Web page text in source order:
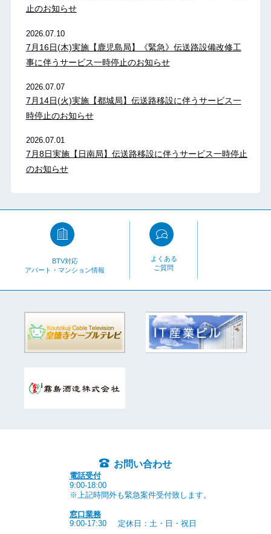
止のお知らせ
2026.07.10
7月16日(木)実施【鹿児島局】《緊急》伝送路設備改修工
事に伴うサービス一時停止のお知らせ
2026.07.07
7月14日(火)実施【都城局】伝送路移設に伴うサービス一
時停止のお知らせ
2026.07.01
7月8日実施【日南局】伝送路移設に伴うサービス一時停止
のお知らせ
BTV対応
アパート・マンション情報
よくある
ご質問
お問い合わせ
電話受付
9:00-18:00
※上記時間外も緊急案件受付致します。
窓口業務
9:00-17:30
定休日：土・日・祝日